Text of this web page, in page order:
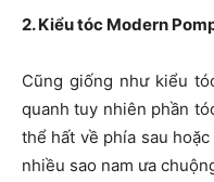
2. Kiểu tóc Modern
Cũng giống như kiểu
quanh tuy nhiên phần
thể hất về phía sau
nhiều sao nam ưa